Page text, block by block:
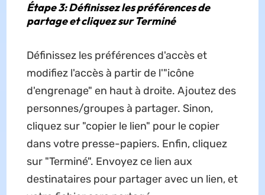
Étape 3: Définissez les préférences de
partage et cliquez sur Terminé
Définissez les préférences d'accès et
modifiez l'accès à partir de l'"icône
d'engrenage" en haut à droite. Ajoutez des
personnes/groupes à partager. Sinon,
cliquez sur "copier le lien" pour le copier
dans votre presse-papiers. Enfin, cliquez
sur "Terminé". Envoyez ce lien aux
destinataires pour partager avec un lien, et